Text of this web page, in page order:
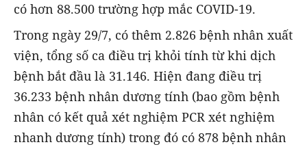
có hơn 88.500 trường hợp mắc COVID-19.
Trong ngày 29/7, có thêm 2.826 bệnh nhân xuất
viện, tổng số ca điều trị khỏi tính từ khi dịch
bệnh bắt đầu là 31.146. Hiện đang điều trị
36.233 bệnh nhân dương tính (bao gồm bệnh
nhân có kết quả xét nghiệm PCR xét nghiệm
nhanh dương tính) trong đó có 878 bệnh nhân